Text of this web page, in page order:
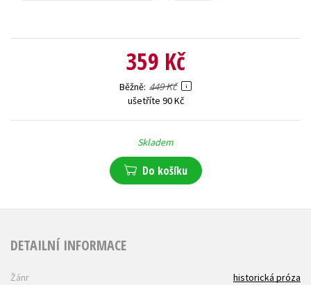
359 Kč
Běžně 449 Kč
ušetříte 90 Kč
Skladem
Do košíku
DETAILNÍ INFORMACE
Žánr
historická próza